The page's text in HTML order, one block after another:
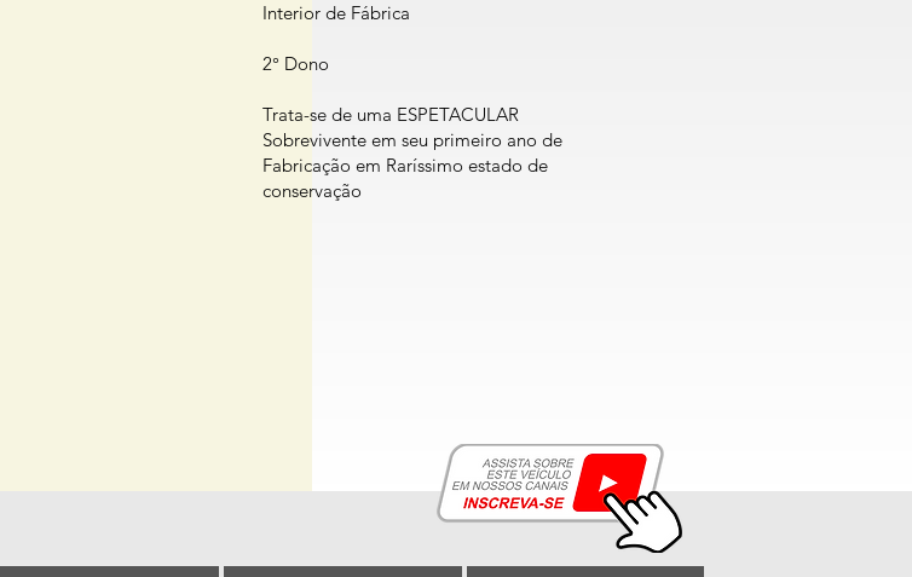
Interior de Fábrica
2° Dono
Trata-se de uma ESPETACULAR
Sobrevivente em seu primeiro ano de
Fabricação em Raríssimo estado de
conservação